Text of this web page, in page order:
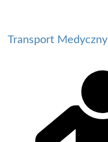
Transport Medyczny